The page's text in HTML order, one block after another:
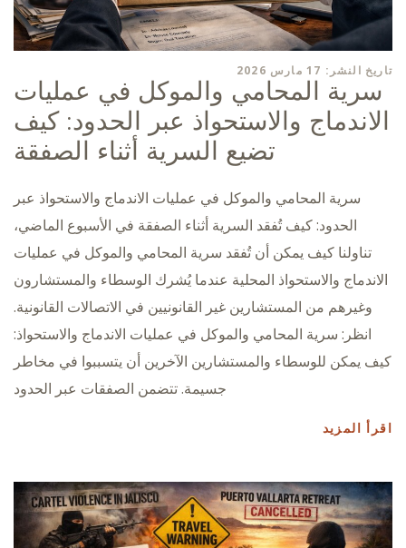
تاريخ النشر: 17 مارس 2026
سرية المحامي والموكل في عمليات
الاندماج والاستحواذ عبر الحدود: كيف
تضيع السرية أثناء الصفقة
سرية المحامي والموكل في عمليات الاندماج والاستحواذ عبر
الحدود: كيف تُفقد السرية أثناء الصفقة في الأسبوع الماضي،
تناولنا كيف يمكن أن تُفقد سرية المحامي والموكل في عمليات
الاندماج والاستحواذ المحلية عندما يُشرك الوسطاء والمستشارون
وغيرهم من المستشارين غير القانونيين في الاتصالات القانونية.
انظر: سرية المحامي والموكل في عمليات الاندماج والاستحواذ:
كيف يمكن للوسطاء والمستشارين الآخرين أن يتسببوا في مخاطر
جسيمة. تتضمن الصفقات عبر الحدود
اقرأ المزيد